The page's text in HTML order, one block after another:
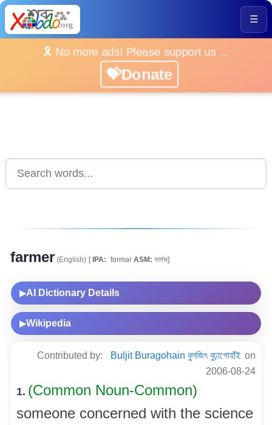
☰
🎗️ No more ads! Please support us ...
💝Donate
farmer (English) [IPA: ˈfɑrmər ASM: ফাৰ্মাৰ]
▶AI Dictionary Details
▶Wikipedia
Contributed by: Buljit Buragohain বুলজিৎ বুঢ়াগোহাঁই on
2006-08-24
1. (Common Noun-Common)
someone concerned with the science